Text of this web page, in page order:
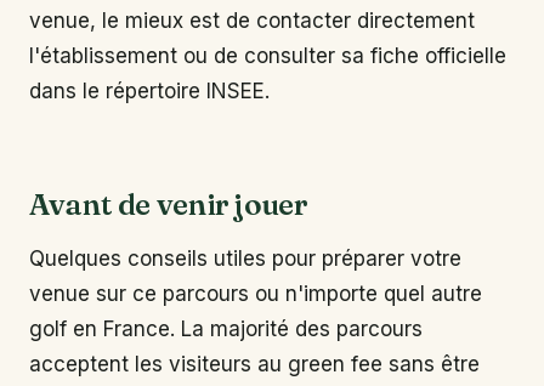
venue, le mieux est de contacter directement
l'établissement ou de consulter sa fiche officielle
dans le répertoire INSEE.
Avant de venir jouer
Quelques conseils utiles pour préparer votre
venue sur ce parcours ou n'importe quel autre
golf en France. La majorité des parcours
acceptent les visiteurs au green fee sans être